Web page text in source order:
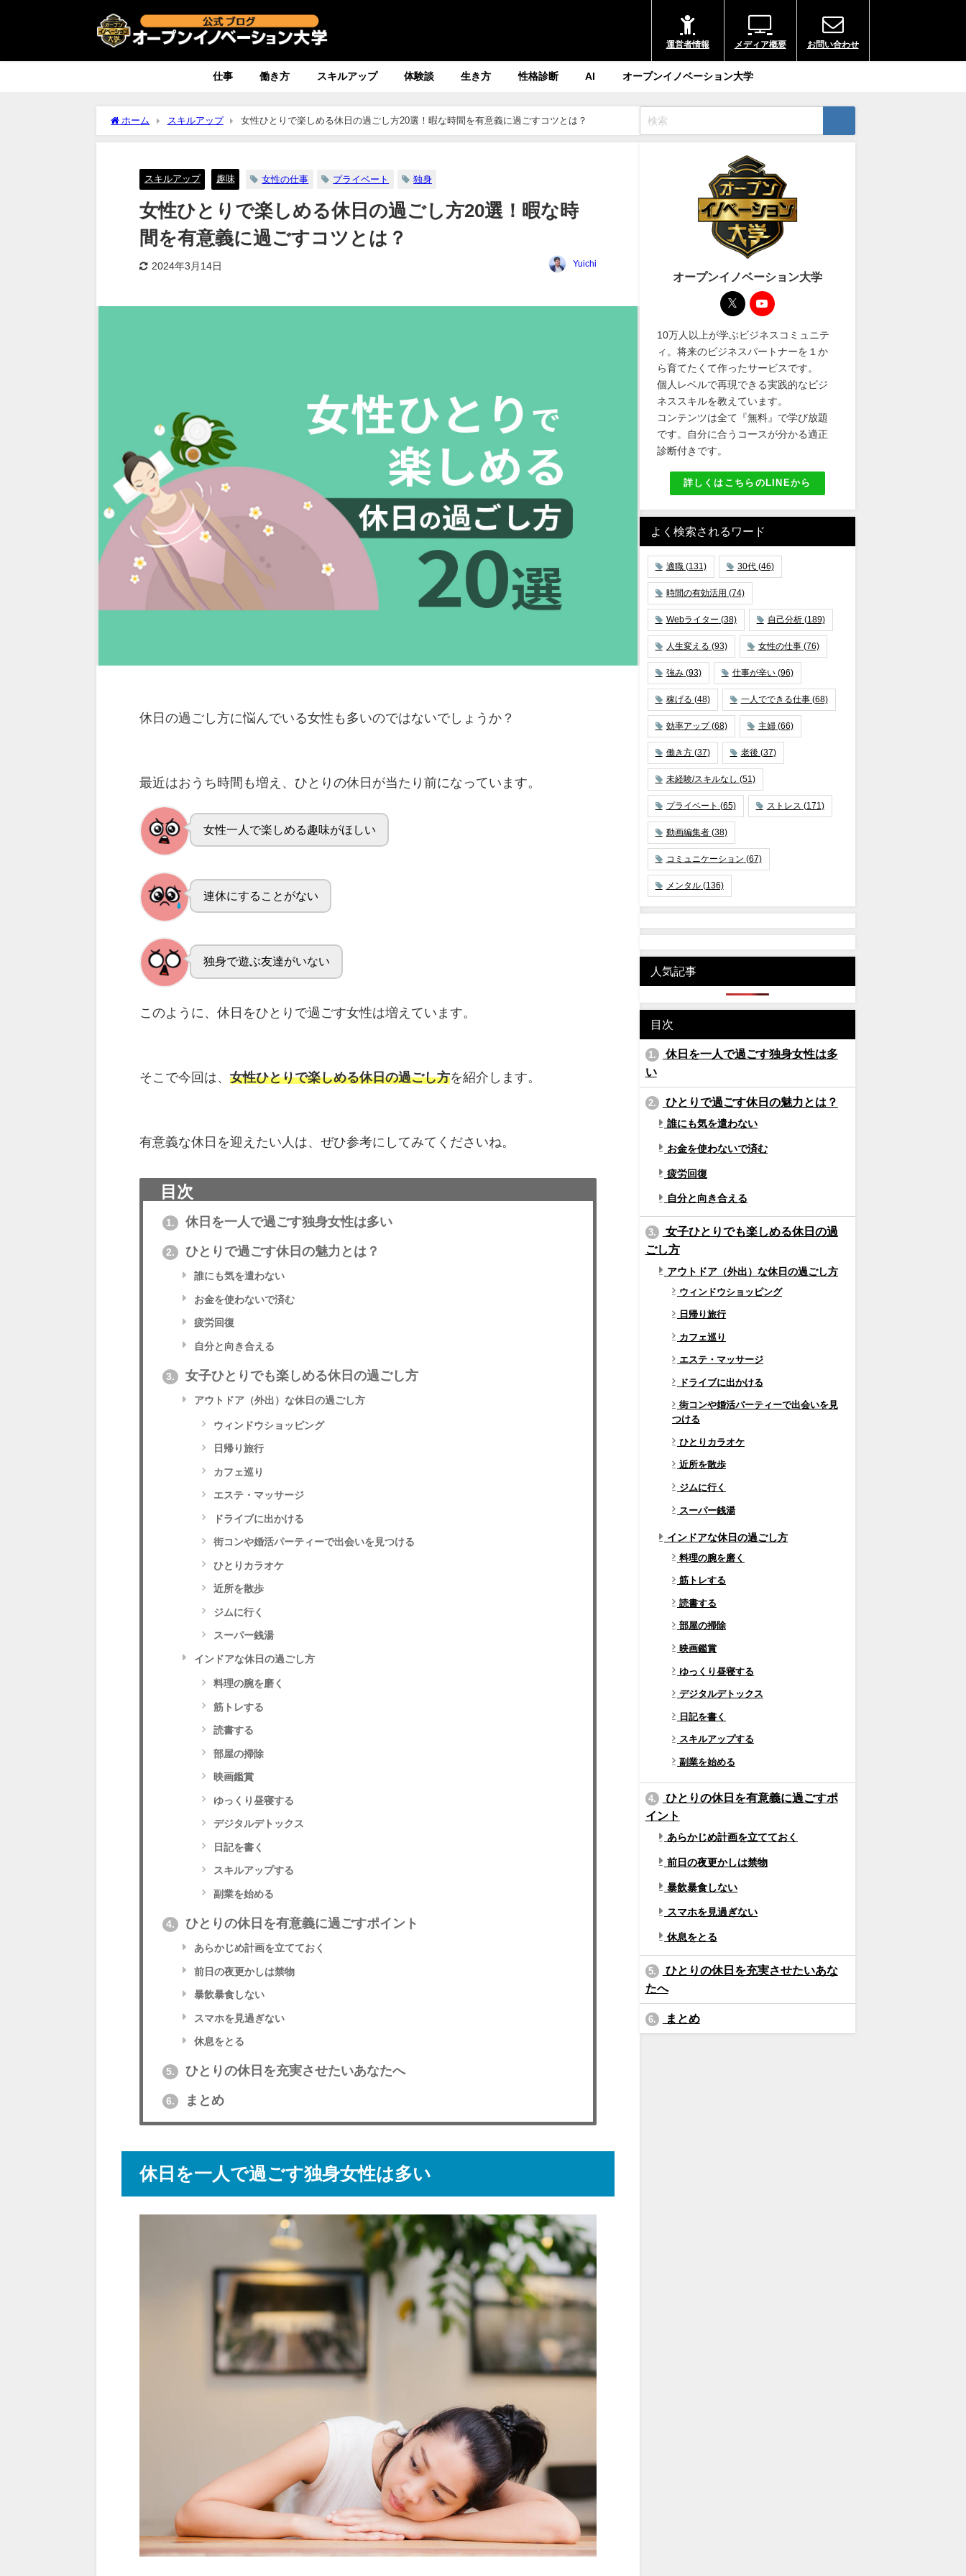
運営者情報 メディア概要 お問い合わせ
仕事 働き方 スキルアップ 体験談 生き方 性格診断 AI オープンイノベーション大学
ホーム スキルアップ 女性ひとりで楽しめる休日の過ごし方20選！暇な時間を有意義に過ごすコツとは？
スキルアップ 趣味 女性の仕事 プライベート 独身
女性ひとりで楽しめる休日の過ごし方20選！暇な時
間を有意義に過ごすコツとは？
2024年3月14日 Yuichi
休日の過ごし方に悩んでいる女性も多いのではないでしょうか？
最近はおうち時間も増え、ひとりの休日が当たり前になっています。
女性一人で楽しめる趣味がほしい
連休にすることがない
独身で遊ぶ友達がいない
このように、休日をひとりで過ごす女性は増えています。
そこで今回は、女性ひとりで楽しめる休日の過ごし方を紹介します。
有意義な休日を迎えたい人は、ぜひ参考にしてみてくださいね。
目次
1. 休日を一人で過ごす独身女性は多い
2. ひとりで過ごす休日の魅力とは？
誰にも気を遣わない
お金を使わないで済む
疲労回復
自分と向き合える
3. 女子ひとりでも楽しめる休日の過ごし方
アウトドア（外出）な休日の過ごし方
ウィンドウショッピング
日帰り旅行
カフェ巡り
エステ・マッサージ
ドライブに出かける
街コンや婚活パーティーで出会いを見つける
ひとりカラオケ
近所を散歩
ジムに行く
スーパー銭湯
インドアな休日の過ごし方
料理の腕を磨く
筋トレする
読書する
部屋の掃除
映画鑑賞
ゆっくり昼寝する
デジタルデトックス
日記を書く
スキルアップする
副業を始める
4. ひとりの休日を有意義に過ごすポイント
あらかじめ計画を立てておく
前日の夜更かしは禁物
暴飲暴食しない
スマホを見過ぎない
休息をとる
5. ひとりの休日を充実させたいあなたへ
6. まとめ
休日を一人で過ごす独身女性は多い
オープンイノベーション大学
10万人以上が学ぶビジネスコミュニテ
ィ。将来のビジネスパートナーを１か
ら育てたくて作ったサービスです。
個人レベルで再現できる実践的なビジ
ネススキルを教えています。
コンテンツは全て『無料』で学び放題
です。自分に合うコースが分かる適正
診断付きです。
詳しくはこちらのLINEから
よく検索されるワード
適職(131) 30代(46)
時間の有効活用 (74)
Webライター (38) 自己分析(189)
人生変える (93) 女性の仕事(76)
強み(93) 仕事が辛い(96)
稼げる (48) 一人でできる仕事(68)
効率アップ(68) 主婦(66)
働き方(37) 老後 (37)
未経験/スキルなし (51)
プライベート (65) ストレス (171)
動画編集者(38)
コミュニケーション (67)
メンタル(136)
人気記事
目次
1.
休日を一人で過ごす独身女性は多
い
2. ひとりで過ごす休日の魅力とは？
誰にも気を遣わない
お金を使わないで済む
疲労回復
自分と向き合える
3.
女子ひとりでも楽しめる休日の過
ごし方
アウトドア（外出）な休日の過ごし方
ウィンドウショッピング
日帰り旅行
カフェ巡り
エステ・マッサージ
ドライブに出かける
街コンや婚活パーティーで出会いを見
つける
ひとりカラオケ
近所を散歩
ジムに行く
スーパー銭湯
インドアな休日の過ごし方
料理の腕を磨く
筋トレする
読書する
部屋の掃除
映画鑑賞
ゆっくり昼寝する
デジタルデトックス
日記を書く
スキルアップする
副業を始める
4.
ひとりの休日を有意義に過ごすポ
イント
あらかじめ計画を立てておく
前日の夜更かしは禁物
暴飲暴食しない
スマホを見過ぎない
休息をとる
5.
ひとりの休日を充実させたいあな
たへ
6. まとめ